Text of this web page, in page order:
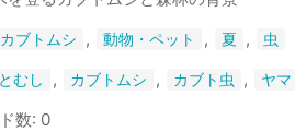
カブトムシ , 動物・ペット , 夏 , 虫
むし , カブトムシ , カブト虫 , ヤマ
数: 0